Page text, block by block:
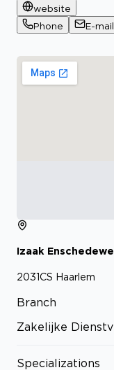
website
Phone
E-mail
Izaak
2031CS Haarlem
Branch
Zakelijke
Specializations